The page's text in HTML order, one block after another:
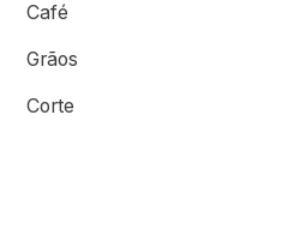
Café
Grãos
Corte